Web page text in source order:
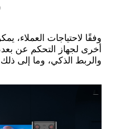
وفقًا لاحتياجات
أخرى لجهاز التحكم عن
والربط الذكي، وما إلى